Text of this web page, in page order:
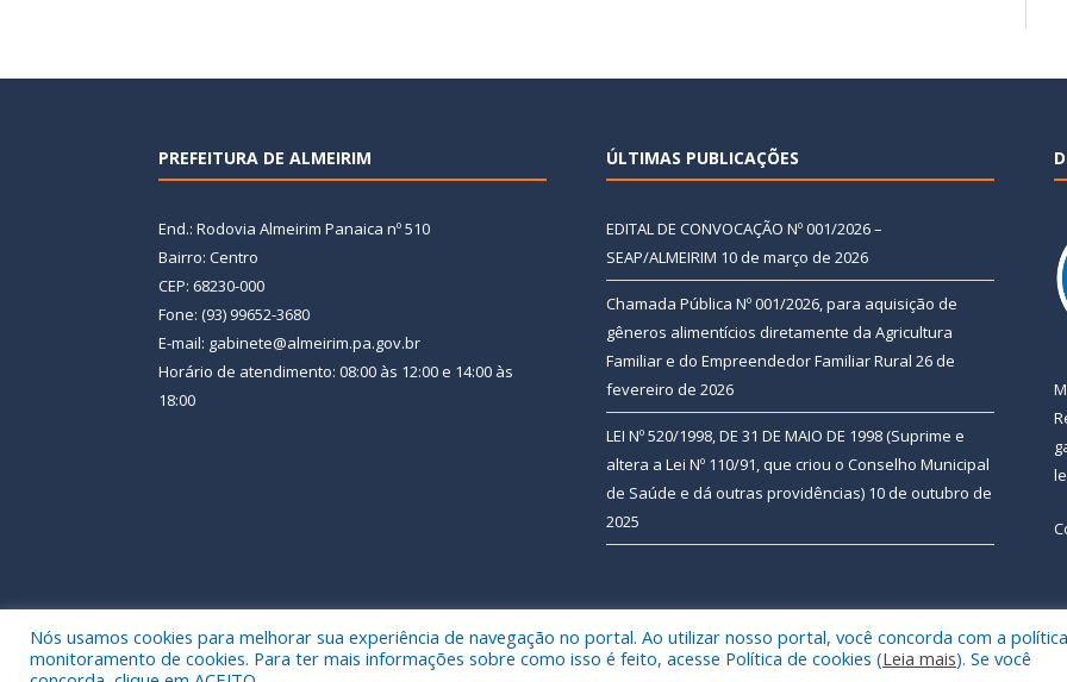
PREFEITURA DE ALMEIRIM
End.: Rodovia Almeirim Panaica nº 510
Bairro: Centro
CEP: 68230-000
Fone: (93) 99652-3680
E-mail: gabinete@almeirim.pa.gov.br
Horário de atendimento: 08:00 às 12:00 e 14:00 às
18:00
ÚLTIMAS PUBLICAÇÕES
EDITAL DE CONVOCAÇÃO Nº 001/2026 –
SEAP/ALMEIRIM 10 de março de 2026
Chamada Pública Nº 001/2026, para aquisição de
gêneros alimentícios diretamente da Agricultura
Familiar e do Empreendedor Familiar Rural 26 de
fevereiro de 2026
LEI Nº 520/1998, DE 31 DE MAIO DE 1998 (Suprime e
altera a Lei Nº 110/91, que criou o Conselho Municipal
de Saúde e dá outras providências) 10 de outubro de
2025
Todos os direitos reservados a Prefeitura Municipal de Almeirim. Mapa do Site
Nós usamos cookies para melhorar sua experiência de navegação no portal. Ao utilizar nosso portal, você concorda com a
monitoramento de cookies. Para ter mais informações sobre como isso é feito, acesse Política de cookies (Leia mais). Se você